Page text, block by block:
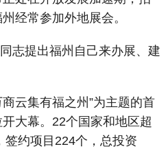
经常参加外地展会。
提出福州自己来办展、建
云集有福之州”为主题的首
大幕。22个国家和地区超
约项目224个，总投资